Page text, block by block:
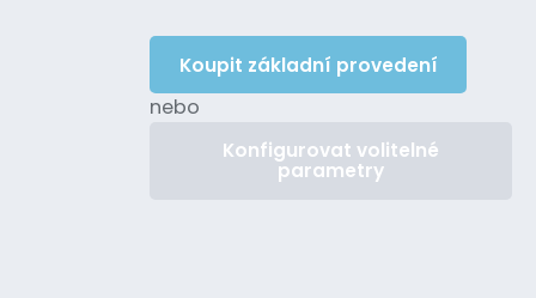
Koupit základní provedení
nebo
Konfigurovat volitelné
parametry